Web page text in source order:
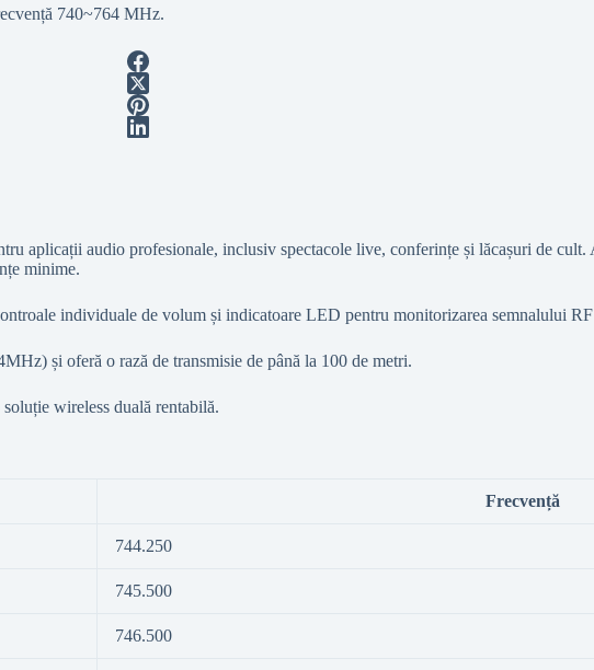
740~764 MHz.
aplicații audio profesionale, inclusiv spectacole live, conferințe și lăcașuri de cult.
minime.
individuale de volum și indicatoare LED pentru monitorizarea semnalului
și oferă o rază de transmisie de până la 100 de metri.
wireless duală rentabilă.
Frecvență
744.250
745.500
746.500